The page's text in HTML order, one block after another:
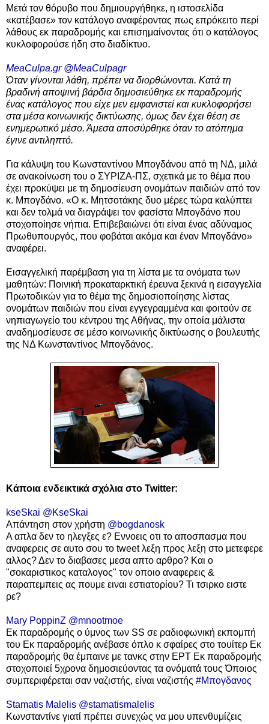
Μετά τον θόρυβο που δημιουργήθηκε, η ιστοσελίδα
«κατέβασε» τον κατάλογο αναφέροντας πως επρόκειτο περί
λάθους εκ παραδρομής και επισημαίνοντας ότι ο κατάλογος
κυκλοφορούσε ήδη στο διαδίκτυο.
MeaCulpa.gr @MeaCulpagr
Όταν γίνονται λάθη, πρέπει να διορθώνονται. Κατά τη
βραδινή αποψινή βάρδια δημοσιεύθηκε εκ παραδρομής
ένας κατάλογος που είχε μεν εμφανιστεί και κυκλοφορήσει
στα μέσα κοινωνικής δικτύωσης, όμως δεν έχει θέση σε
ενημερωτικό μέσο. Άμεσα αποσύρθηκε όταν το ατόπημα
έγινε αντιληπτό.
Για κάλυψη του Κωνσταντίνου Μπογδάνου από τη ΝΔ, μιλά
σε ανακοίνωση του ο ΣΥΡΙΖΑ-ΠΣ, σχετικά με το θέμα που
έχει προκύψει με τη δημοσίευση ονομάτων παιδιών από τον
κ. Μπογδάνο. «Ο κ. Μητσοτάκης δυο μέρες τώρα καλύπτει
και δεν τολμά να διαγράψει τον φασίστα Μπογδάνο που
στοχοποίησε νήπια. Επιβεβαιώνει ότι είναι ένας αδύναμος
Πρωθυπουργός, που φοβάται ακόμα και έναν Μπογδάνο»
αναφέρει.
Εισαγγελική παρέμβαση για τη λίστα με τα ονόματα των
μαθητών: Ποινική προκαταρκτική έρευνα ξεκινά η εισαγγελία
Πρωτοδικών για το θέμα της δημοσιοποίησης λίστας
ονομάτων παιδιών που είναι εγγεγραμμένα και φοιτούν σε
νηπιαγωγείο του κέντρου της Αθήνας, την οποία μάλιστα
αναδημοσίευσε σε μέσο κοινωνικής δικτύωσης ο βουλευτής
της ΝΔ Κωνσταντίνος Μπογδάνος.
Κάποια ενδεικτικά σχόλια στο Twitter:
kseSkai @KseSkai
Απάντηση στον χρήστη @bogdanosk
Α απλα δεν το ηλεγξες ε? Εννοεις οτι το αποσπασμα που
αναφερεις σε αυτο σου το tweet λεξη προς λεξη στο μετεφερε
αλλος? Δεν το διαβασες μεσα απτο αρθρο? Και ο
"σοκαριστικος καταλογος" τον οποιο αναφερεις &
παραπεμπεις ας πουμε ειναι εστιατορίου? Τι τσιρκο ειστε
ρε?
Mary PoppinΖ @mnootmoe
Εκ παραδρομής ο ύμνος των SS σε ραδιοφωνική εκπομπή
του Εκ παραδρομής ανέβασε όπλο κ σφαίρες στο τουίτερ Εκ
παραδρομής θα έμπαινε με τανκς στην ΕΡΤ Εκ παραδρομής
στοχοποιεί 5χρονα δημοσιεύοντας τα ονόματά τους Όποιος
συμπεριφέρεται σαν ναζιστής, είναι ναζιστής #Μπογδανος
Stamatis Malelis @stamatismalelis
Κωνσταντίνε γιατί πρέπει συνεχώς να μου υπενθυμίζεις